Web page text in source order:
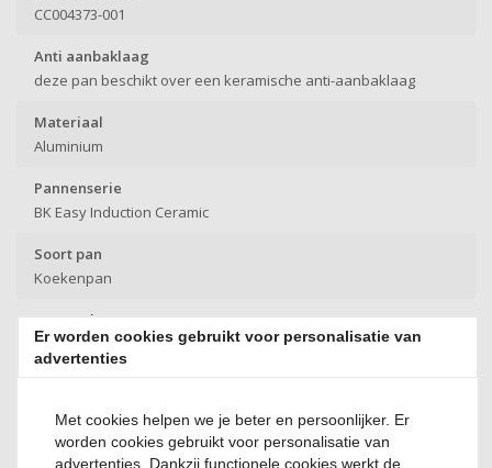
Heb je een vraag?
CC004373-001
Anti aanbaklaag
deze pan beschikt over een keramische anti-aanbaklaag
Materiaal
Aluminium
Pannenserie
BK Easy Induction Ceramic
Soort pan
Koekenpan
Warmtebron
Geschikt voor alle warmtebronnen, ook geschikt voor inductie
Er worden cookies gebruikt voor personalisatie van
advertenties
Met cookies helpen we je beter en persoonlijker. Er
worden cookies gebruikt voor personalisatie van
advertenties. Dankzij functionele cookies werkt de